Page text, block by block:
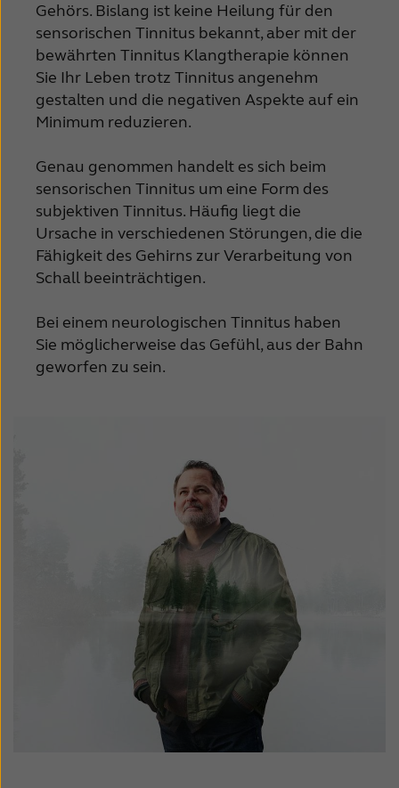
Gehörs. Bislang ist keine Heilung für den
sensorischen Tinnitus bekannt, aber mit der
bewährten Tinnitus Klangtherapie können
Sie Ihr Leben trotz Tinnitus angenehm
gestalten und die negativen Aspekte auf ein
Minimum reduzieren.
Genau genommen handelt es sich beim
sensorischen Tinnitus um eine Form des
subjektiven Tinnitus. Häufig liegt die
Ursache in verschiedenen Störungen, die die
Fähigkeit des Gehirns zur Verarbeitung von
Schall beeinträchtigen.
Bei einem neurologischen Tinnitus haben
Sie möglicherweise das Gefühl, aus der Bahn
geworfen zu sein.